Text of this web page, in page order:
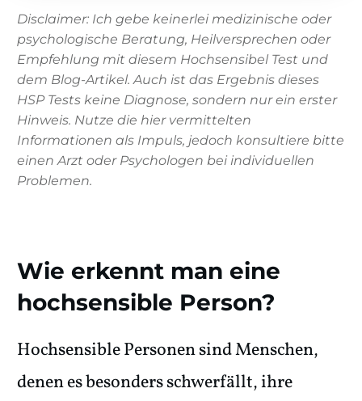
Disclaimer: Ich gebe keinerlei medizinische oder
psychologische Beratung, Heilversprechen oder
Empfehlung mit diesem Hochsensibel Test und
dem Blog-Artikel. Auch ist das Ergebnis dieses
HSP Tests keine Diagnose, sondern nur ein erster
Hinweis. Nutze die hier vermittelten
Informationen als Impuls, jedoch konsultiere bitte
einen Arzt oder Psychologen bei individuellen
Problemen.
Wie erkennt man eine
hochsensible Person?
Hochsensible Personen sind Menschen,
denen es besonders schwerfällt, ihre